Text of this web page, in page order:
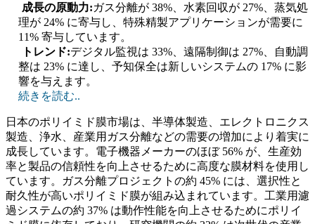
成長の原動力:ガス分離が 38%、水素回収が 27%、蒸気処
理が 24% に寄与し、特殊精製アプリケーションが需要に
11% 寄与しています。
トレンド:デジタル監視は 33%、遠隔制御は 27%、自動調
整は 23% に達し、予知保全は新しいシステムの 17% に影
響を与えます。
続きを読む..
日本のポリイミド膜市場は、半導体製造、エレクトロニクス
製造、浄水、産業用ガス分離などの需要の増加により着実に
成長しています。電子機器メーカーのほぼ 56% が、生産効
率と製品の信頼性を向上させるために高度な膜材料を使用し
ています。ガス分離プロジェクトの約 45% には、選択性と
耐久性が高いポリイミド膜が組み込まれています。工業用濾
過システムの約 37% は動作性能を向上させるためにポリイ